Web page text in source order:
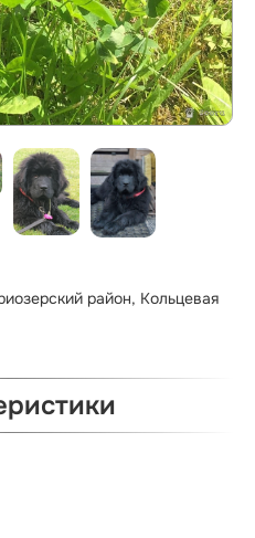
район, Кольцевая